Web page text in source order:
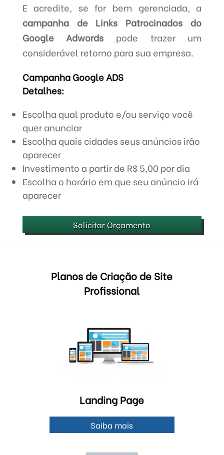
E acredite, se for bem gerenciada, a
campanha de Links Patrocinados do
Google Adwords pode trazer um
considerável retorno para sua empresa.
Campanha Google ADS
Detalhes:
Escolha qual produto e/ou serviço você
quer anunciar
Escolha quais cidades seus anúncios irão
aparecer
Investimento a partir de R$ 5,00 por dia
Escolha o horário em que seu anúncio irá
aparecer
Solicitar Orçamento
Planos de Criação de Site
Profissional
Landing Page
Saiba mais